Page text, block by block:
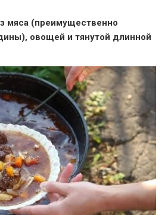
мяса (преимущественно
овощей и тянутой длинной